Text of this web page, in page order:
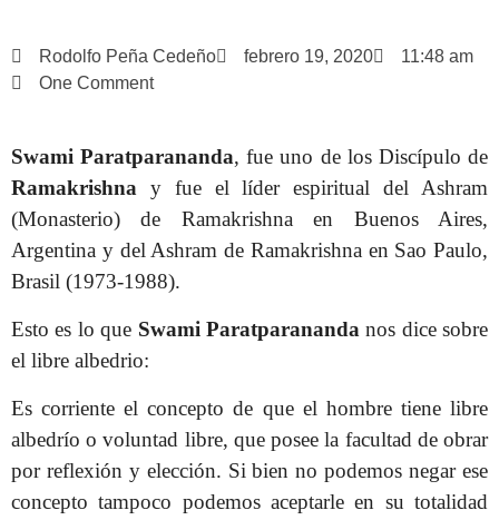
Rodolfo Peña Cedeño febrero 19, 2020
11:48 am
One Comment
Swami Paratparananda, fue uno de los Discípulo de
Ramakrishna y fue el líder espiritual del Ashram
(Monasterio) de Ramakrishna en Buenos Aires,
Argentina y del Ashram de Ramakrishna en Sao Paulo,
Brasil (1973-1988).
Esto es lo que Swami Paratparananda nos dice sobre
el libre albedrio:
Es corriente el concepto de que el hombre tiene libre
albedrío o voluntad libre, que posee la facultad de obrar
por reflexión y elección. Si bien no podemos negar ese
concepto tampoco podemos aceptarle en su totalidad